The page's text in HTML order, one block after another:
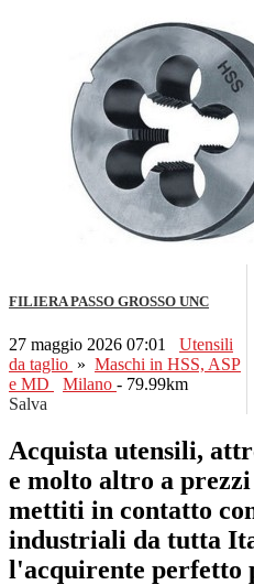
FILIERA PASSO GROSSO UNC
27 maggio 2026 07:01
Utensili
da taglio » Maschi in HSS, ASP
e MD
Milano - 79.99km
Salva
Acquista utensili,
e molto altro a
mettiti in contatto
industriali da tutta
l'acquirente perfetto